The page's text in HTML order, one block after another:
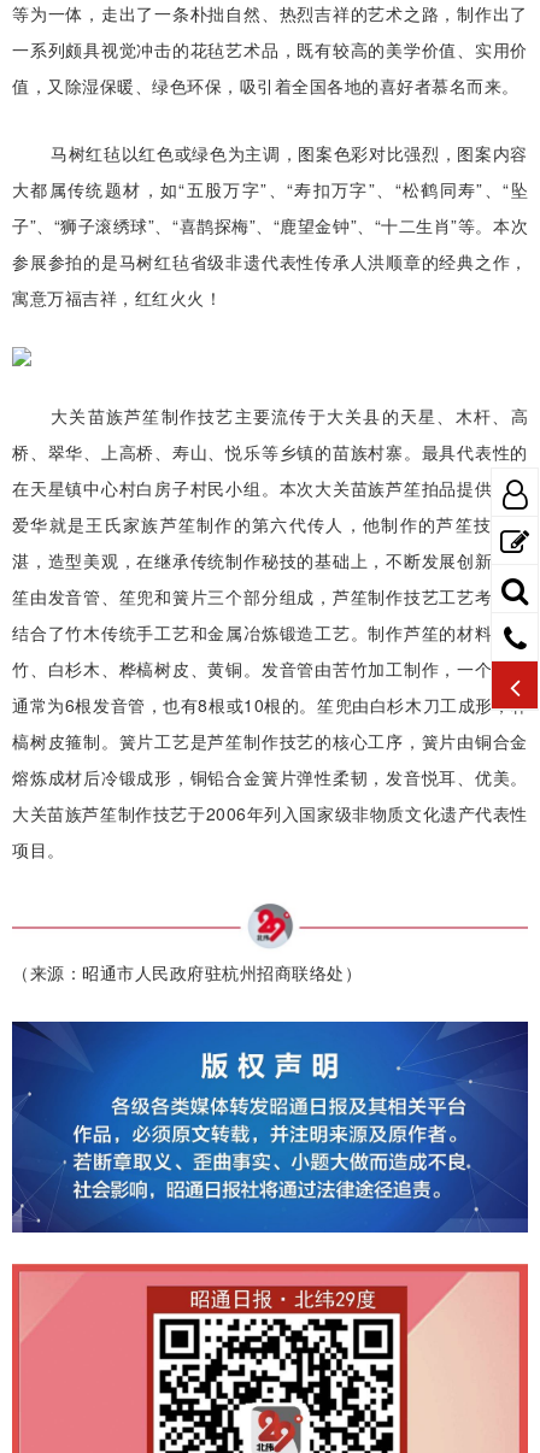
等为一体，走出了一条朴拙自然、热烈吉祥的艺术之路，制作出了
一系列颇具视觉冲击的花毡艺术品，既有较高的美学价值、实用价
值，又除湿保暖、绿色环保，吸引着全国各地的喜好者慕名而来。
马树红毡以红色或绿色为主调，图案色彩对比强烈，图案内容
大都属传统题材，如“五股万字”、“寿扣万字”、“松鹤同寿”、“坠
子”、“狮子滚绣球”、“喜鹊探梅”、“鹿望金钟”、“十二生肖”等。本次
参展参拍的是马树红毡省级非遗代表性传承人洪顺章的经典之作，
寓意万福吉祥，红红火火！
大关苗族芦笙制作技艺主要流传于大关县的天星、木杆、高
桥、翠华、上高桥、寿山、悦乐等乡镇的苗族村寨。最具代表性的
在天星镇中心村白房子村民小组。本次大关苗族芦笙拍品提供人王
爱华就是王氏家族芦笙制作的第六代传人，他制作的芦笙技艺精
湛，造型美观，在继承传统制作秘技的基础上，不断发展创新。芦
笙由发音管、笙兜和簧片三个部分组成，芦笙制作技艺工艺考究，
结合了竹木传统手工艺和金属冶炼锻造工艺。制作芦笙的材料为苦
竹、白杉木、桦槁树皮、黄铜。发音管由苦竹加工制作，一个芦笙
通常为6根发音管，也有8根或10根的。笙兜由白杉木刀工成形，桦
槁树皮箍制。簧片工艺是芦笙制作技艺的核心工序，簧片由铜合金
熔炼成材后冷锻成形，铜铅合金簧片弹性柔韧，发音悦耳、优美。
大关苗族芦笙制作技艺于2006年列入国家级非物质文化遗产代表性
项目。
（来源：昭通市人民政府驻杭州招商联络处）